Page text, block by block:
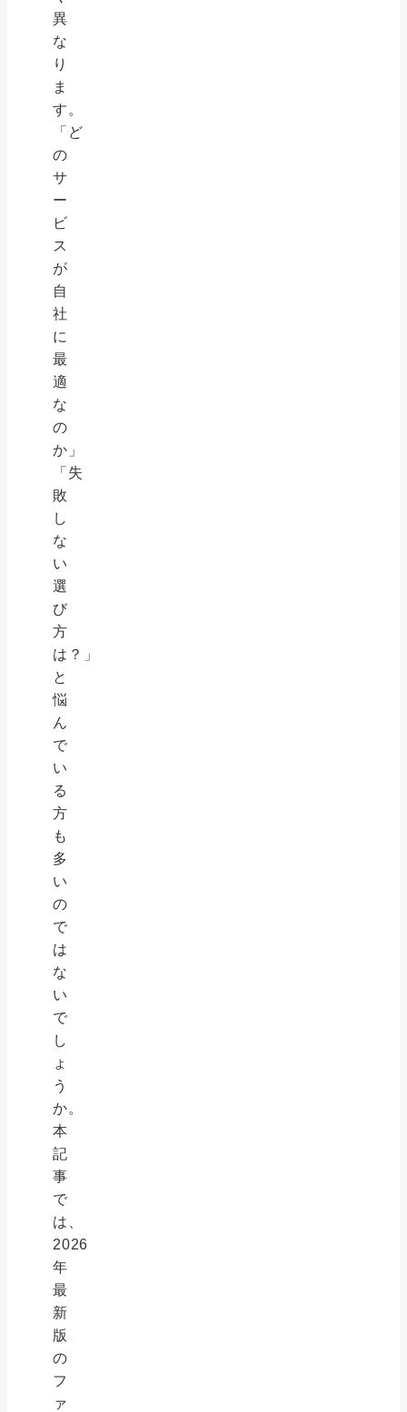
異
な
り
ま
す。
「ど
の
サ
ー
ビ
ス
が
自
社
に
最
適
な
の
か」
「失
敗
し
な
い
選
び
方
は？」
と
悩
ん
で
い
る
方
も
多
い
の
で
は
な
い
で
し
ょ
う
か。
本
記
事
で
は、
2026
年
最
新
版
の
フ
ァ